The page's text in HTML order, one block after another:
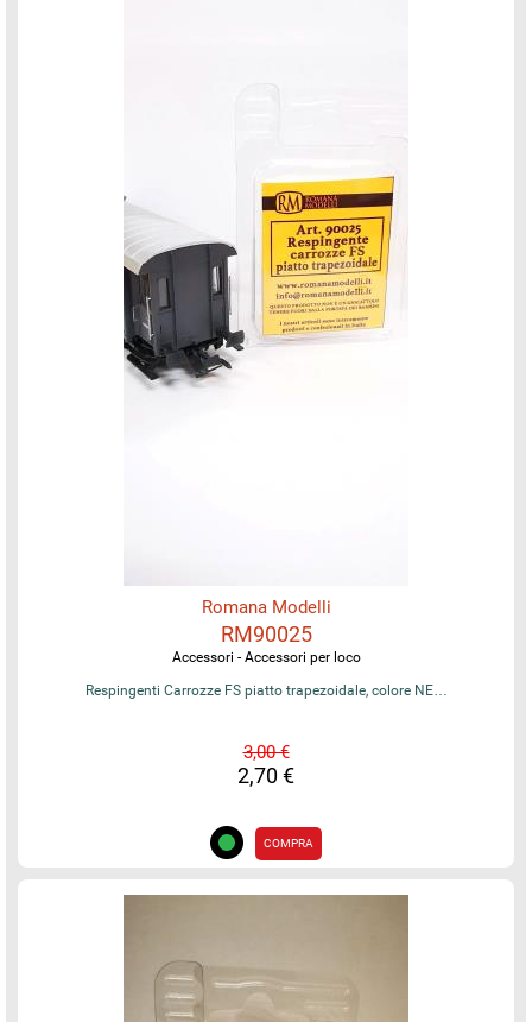
Romana Modelli
RM90025
Accessori - Accessori per loco
Respingenti Carrozze FS piatto trapezoidale, colore NE…
3,00 €
2,70 €
COMPRA